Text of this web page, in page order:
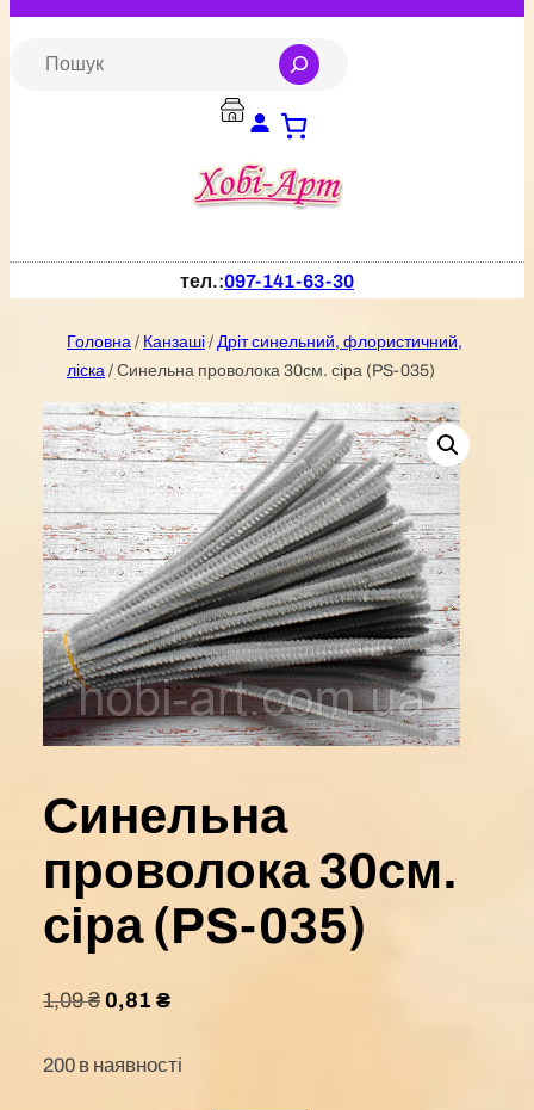
Перейти
тел.:097-141-63-30
Головна / Канзаші / Дріт синельний, флористичний,
ліска / Синельна проволока 30см. сіра (PS-035)
Синельна
проволока 30см.
сіра (PS-035)
1,09₴ 0,81 ₴
200 в наявності